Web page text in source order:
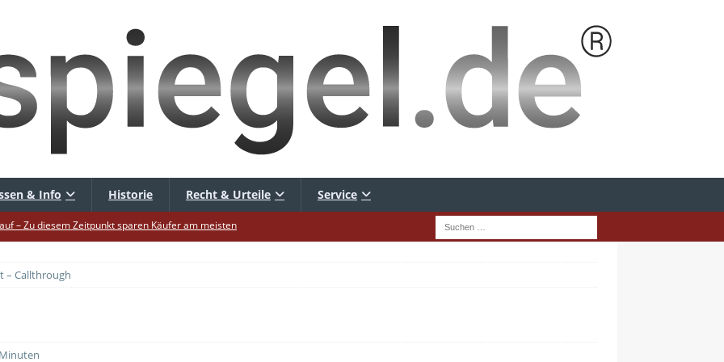
& Info Historie Recht & Urteile Service
– Zu diesem Zeitpunkt sparen Käufer am meisten
startet – Diese neuen Regeln gelten ab morgen
– Raffinierte, neue WhatsApp-Betrugsmasche
– Callthrough